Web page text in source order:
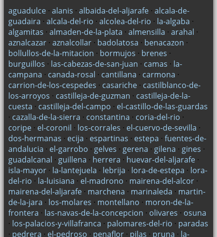
aguadulce· alanis · albaida-del-aljarafe· alcala-de-
guadaira · alcala-del-rio · alcolea-del-rio · la-algaba ·
algamitas · almaden-de-la-plata · almensilla · arahal ·
aznalcazar· aznalcollar· badolatosa · benacazon ·
bollullos-de-la-mitacion · bormujos · brenes ·
burguillos · las-cabezas-de-san-juan · camas · la-
campana · canada-rosal · cantillana · carmona ·
carrion-de-los-cespedes · casariche· castilblanco-de-
los-arroyos · castilleja-de-guzman · castilleja-de-la-
cuesta · castilleja-del-campo · el-castillo-de-las-guardas
· cazalla-de-la-sierra · constantina · coria-del-rio ·
coripe· el-coronil · los-corrales · el-cuervo-de-sevilla ·
dos-hermanas · ecija · espartinas · estepa · fuentes-de-
andalucia · el-garrobo · gelves · gerena · gilena · gines ·
guadalcanal · guillena · herrera · huevar-del-aljarafe·
isla-mayor· la-lantejuela · lebrija · lora-de-estepa · lora-
del-rio · la-luisiana · el-madrono · mairena-del-alcor·
mairena-del-aljarafe· marchena · marinaleda · martin-
de-la-jara · los-molares · montellano · moron-de-la-
frontera · las-navas-de-la-concepcion · olivares · osuna
· los-palacios-y-villafranca · palomares-del-rio · paradas
· pedrera · el-pedroso · penaflor· pilas · pruna · la-